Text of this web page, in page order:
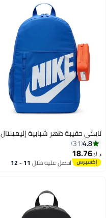
7
نايكي حقيبة ظهر شبابية إليمينتال
4.8
31
د.ك‏18.76
احصل عليه خلال 11 - 12